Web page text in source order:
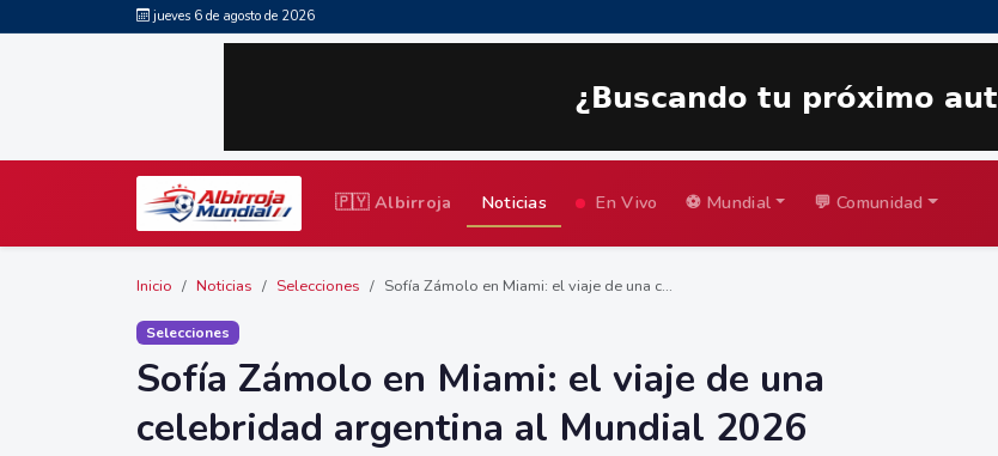
jueves 6 de agosto de 2026
🇵🇾 Albirroja Noticias En Vivo ⚽ Mundial 💬 Comunidad
Inicio Noticias Selecciones Sofía Zámolo en Miami: el viaje de una c...
Selecciones
Sofía Zámolo en Miami: el viaje de una
celebridad argentina al Mundial 2026